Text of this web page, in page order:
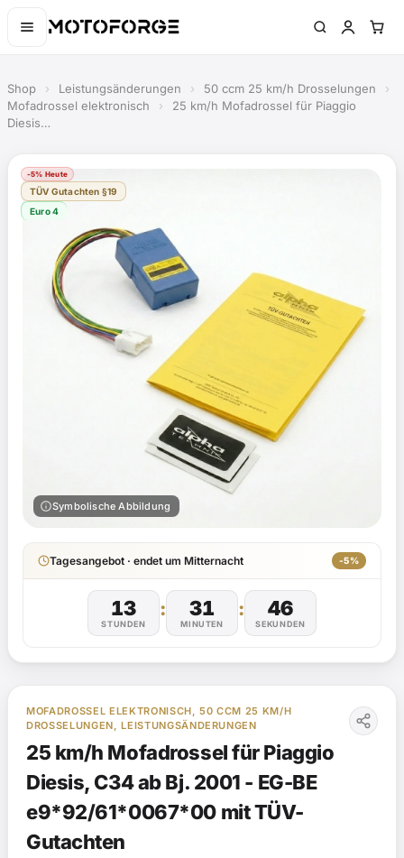
Shop › Leistungsänderungen › 50 ccm 25 km/h Drosselungen
›
Mofadrossel elektronisch
›
25 km/h Mofadrossel für Piaggio
Diesis…
-5% Heute
TÜV Gutachten §19
Euro 4
infoSymbolische Abbildung
Tagesangebot · endet um Mitternacht -5%
13
STUNDEN
: 31
MINUTEN
: 45
SEKUNDEN
MOFADROSSEL ELEKTRONISCH, 50 CCM 25 KM/H
DROSSELUNGEN, LEISTUNGSÄNDERUNGEN
25 km/h Mofadrossel für Piaggio
Diesis, C34 ab Bj. 2001 - EG-BE
e9*92/61*0067*00 mit TÜV-
Gutachten